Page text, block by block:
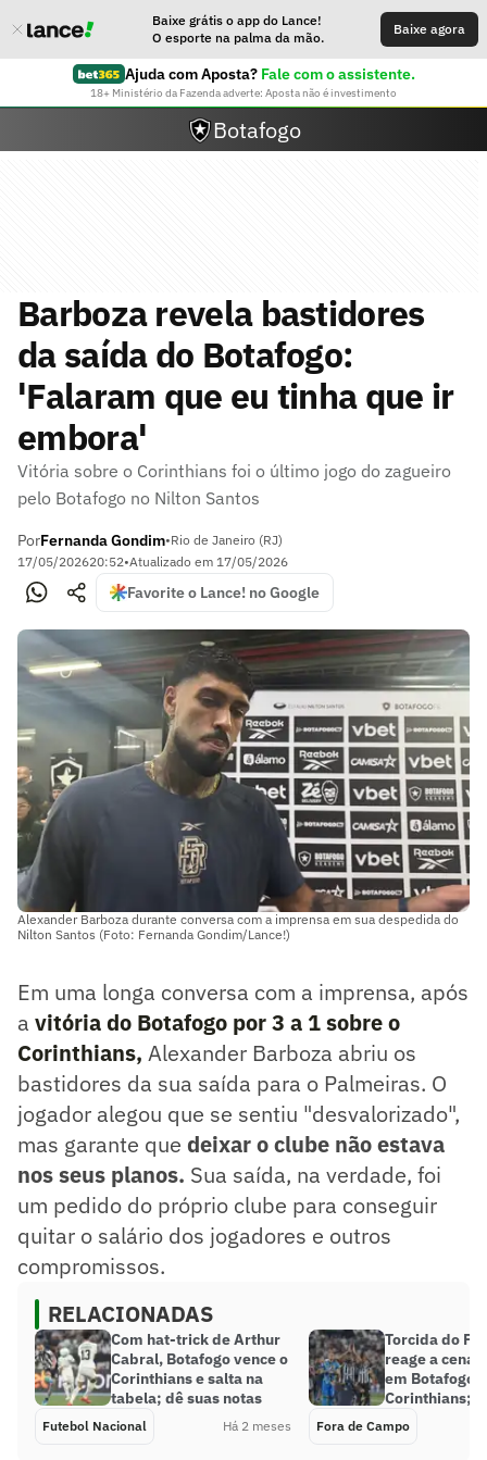
Baixe grátis o app do Lance!
O esporte na palma da mão.
Baixe agora
Ajuda com Aposta? Fale com o assistente.
18+ Ministério da Fazenda adverte: Aposta não é investimento
Botafogo
Barboza revela bastidores
da saída do Botafogo:
'Falaram que eu tinha que ir
embora'
Vitória sobre o Corinthians foi o último jogo do zagueiro
pelo Botafogo no Nilton Santos
PorFernanda Gondim•Rio de Janeiro (RJ)
17/05/202620:52•Atualizado em 17/05/2026
Favorite o Lance! no Google
Alexander Barboza durante conversa com a imprensa em sua despedida do
Nilton Santos (Foto: Fernanda Gondim/Lance!)
Em uma longa conversa com a imprensa, após
a vitória do Botafogo por 3 a 1 sobre o
Corinthians, Alexander Barboza abriu os
bastidores da sua saída para o Palmeiras. O
jogador alegou que se sentiu "desvalorizado",
mas garante que deixar o clube não estava
nos seus planos. Sua saída, na verdade, foi
um pedido do próprio clube para conseguir
quitar o salário dos jogadores e outros
compromissos.
RELACIONADAS
Com hat-trick de Arthur
Cabral, Botafogo vence o
Corinthians e salta na
tabela; dê suas notas
Futebol Nacional Há 2 meses
Torcida do
reage a cena
em Botafogo x
Corinthians;
Fora de Campo